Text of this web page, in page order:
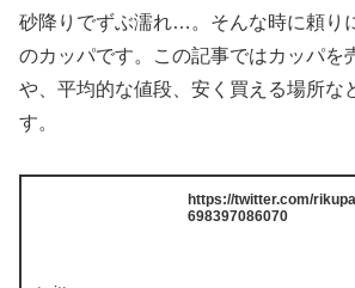
砂降りでずぶ濡れ…。そんな時に頼り
のカッパです。この記事ではカッパを
や、平均的な値段、安く買える場所な
す。
https://twitter.com/
698397086070